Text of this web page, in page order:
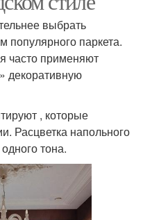
выбрать
популярного паркета.
часто применяют
декоративную
, которые
Расцветка напольного
тона.